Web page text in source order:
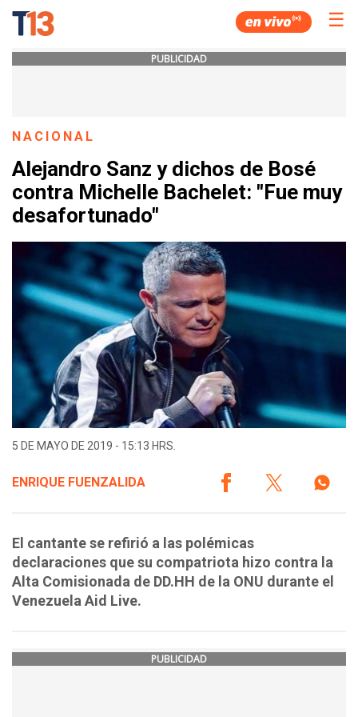
☰
PUBLICIDAD
NACIONAL
Alejandro Sanz y dichos de Bosé
contra Michelle Bachelet: "Fue muy
desafortunado"
5 DE MAYO DE 2019 - 15:13 HRS.
ENRIQUE FUENZALIDA
El cantante se refirió a las polémicas
declaraciones que su compatriota hizo contra la
Alta Comisionada de DD.HH de la ONU durante el
Venezuela Aid Live.
PUBLICIDAD